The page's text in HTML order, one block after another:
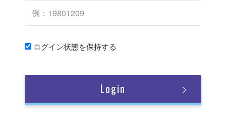
ログイン状態を保持する
Login